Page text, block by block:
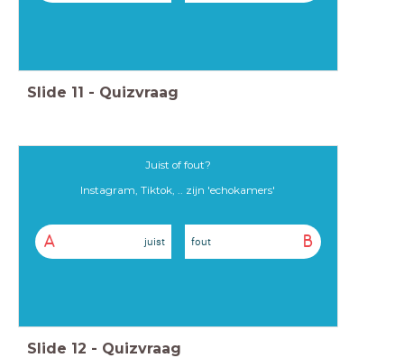
Slide 11 - Quizvraag
Juist of fout?
Instagram, Tiktok, .. zijn 'echokamers'
A juist B
fout
Slide 12 - Quizvraag